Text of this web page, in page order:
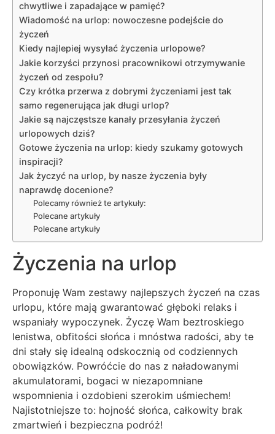
chwytliwe i zapadające w pamięć?
Wiadomość na urlop: nowoczesne podejście do
życzeń
Kiedy najlepiej wysyłać życzenia urlopowe?
Jakie korzyści przynosi pracownikowi otrzymywanie
życzeń od zespołu?
Czy krótka przerwa z dobrymi życzeniami jest tak
samo regenerująca jak długi urlop?
Jakie są najczęstsze kanały przesyłania życzeń
urlopowych dziś?
Gotowe życzenia na urlop: kiedy szukamy gotowych
inspiracji?
Jak życzyć na urlop, by nasze życzenia były
naprawdę docenione?
Polecamy również te artykuły:
Polecane artykuły
Polecane artykuły
Życzenia na urlop
Proponuję Wam zestawy najlepszych życzeń na czas
urlopu, które mają gwarantować głęboki relaks i
wspaniały wypoczynek. Życzę Wam beztroskiego
lenistwa, obfitości słońca i mnóstwa radości, aby te
dni stały się idealną odskocznią od codziennych
obowiązków. Powróćcie do nas z naładowanymi
akumulatorami, bogaci w niezapomniane
wspomnienia i ozdobieni szerokim uśmiechem!
Najistotniejsze to: hojność słońca, całkowity brak
zmartwień i bezpieczna podróż!